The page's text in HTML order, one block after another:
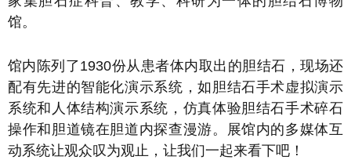
馆。
馆内陈列了1930份从患者体内取出的胆结石，现场还
配有先进的智能化演示系统，如胆结石手术虚拟演示
系统和人体结构演示系统，仿真体验胆结石手术碎石
操作和胆道镜在胆道内探查漫游。展馆内的多媒体互
动系统让观众叹为观止，让我们一起来看下吧！